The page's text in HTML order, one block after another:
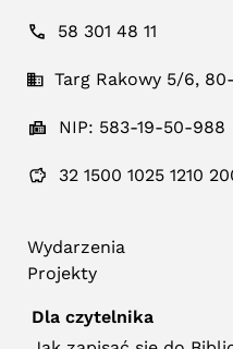
58 301 48 11
Targ Rakowy 5/6,
NIP: 583-19-50-988
32 1500 1025 1210
Wydarzenia
Projekty
Dla czytelnika